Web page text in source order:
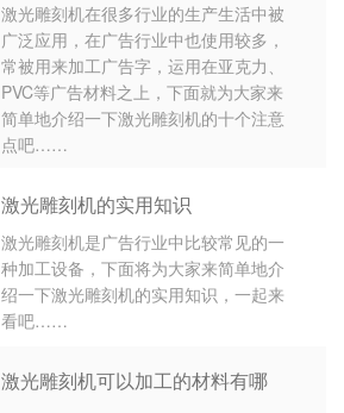
激光雕刻机在很多行业的生产生活中被
广泛应用，在广告行业中也使用较多，
常被用来加工广告字，运用在亚克力、
PVC等广告材料之上，下面就为大家来
简单地介绍一下激光雕刻机的十个注意
点吧……
激光雕刻机的实用知识
激光雕刻机是广告行业中比较常见的一
种加工设备，下面将为大家来简单地介
绍一下激光雕刻机的实用知识，一起来
看吧……
激光雕刻机可以加工的材料有哪